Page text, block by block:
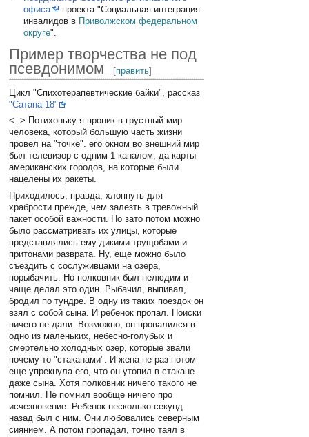
офиса
проекта "Социальная интеграция
инвалидов в Приволжском федеральном
округе".
Пример творчества не под
псевдонимом
[править]
Цикл "Спихотерапевтические байки", рассказ
"Cатана-18"
<..> Потихоньку я проник в грустный мир
человека, который большую часть жизни
провел на "точке". его окном во внешний мир
был телевизор с одним 1 каналом, да карты
американских городов, на которые были
нацелены их ракеты.
Приходилось, правда, хлопнуть для
храбрости прежде, чем залезть в тревожный
пакет особой важности. Но зато потом можно
было рассматривать их улицы, которые
представлялись ему дикими трущобами и
притонами разврата. Ну, еще можно было
съездить с сослуживцами на озера,
порыбачить. Но полковник был нелюдим и
чаще делал это один. Рыбачил, выпивал,
бродил по тундре. В одну из таких поездок он
взял с собой сына. И ребенок пропал. Поиски
ничего не дали. Возможно, он провалился в
одно из маленьких, небесно-голубых и
смертельно холодных озер, которые звали
почему-то "стаканами". И жена не раз потом
еще упрекнула его, что он утопил в стакане
даже сына. Хотя полковник ничего такого не
помнил. Не помнил вообще ничего про
исчезновение. Ребенок несколько секунд
назад был с ним. Они любовались северным
сиянием. А потом пропадал, точно таял в